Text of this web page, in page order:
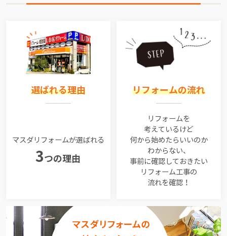
選ばれる理由
マスダリフォームが選ばれる
3つの理由
リフォームの流れ
リフォームを
考えているけど
何から始めたらいいのか
わからない、
事前に確認しておきたい
リフォーム工事の
流れを確認！